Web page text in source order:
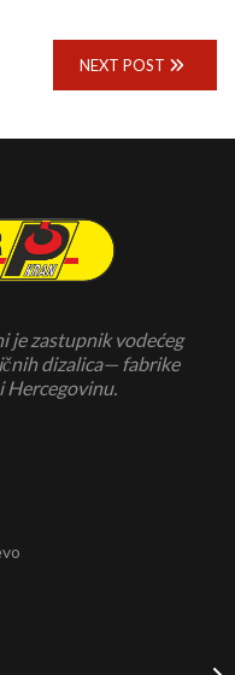
NEXT POST
je zastupnik vodećeg
dizalica— fabrike
Hercegovinu.